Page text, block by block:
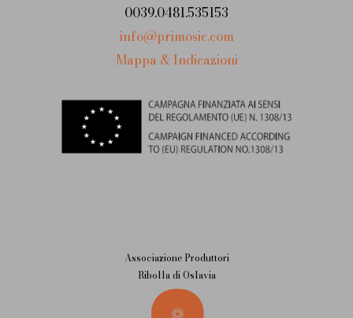
0039.0481.535153
info@primosic.com
Mappa & Indicazioni
Associazione Produttori
Ribolla di Oslavia